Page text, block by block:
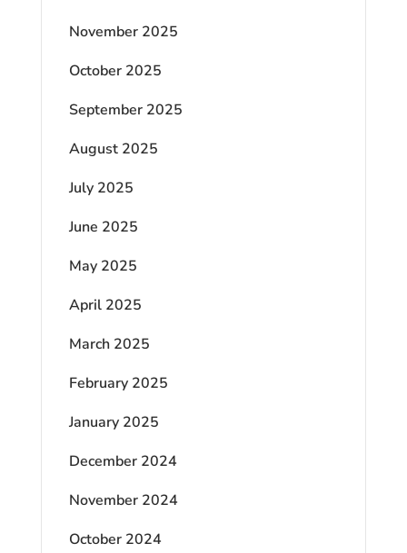
November 2025
October 2025
September 2025
August 2025
July 2025
June 2025
May 2025
April 2025
March 2025
February 2025
January 2025
December 2024
November 2024
October 2024